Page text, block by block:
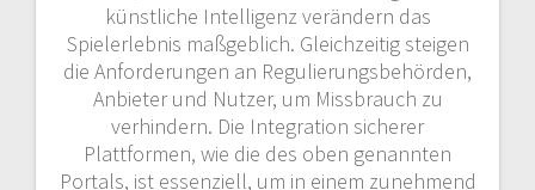
künstliche Intelligenz verändern das
Spielerlebnis maßgeblich. Gleichzeitig steigen
die Anforderungen an Regulierungsbehörden,
Anbieter und Nutzer, um Missbrauch zu
verhindern. Die Integration sicherer
Plattformen, wie die des oben genannten
Portals, ist essenziell, um in einem zunehmend